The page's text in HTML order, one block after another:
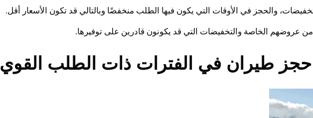
والحجز في الأوقات التي يكون فيها الطلب منخفضًا وبالتالي قد تكون الأسعار أقل.
من عروضهم الخاصة والتخفيضات التي قد يكونون قادرين على توفيرها.
حجز طيران في الفترات ذات الطلب القوي